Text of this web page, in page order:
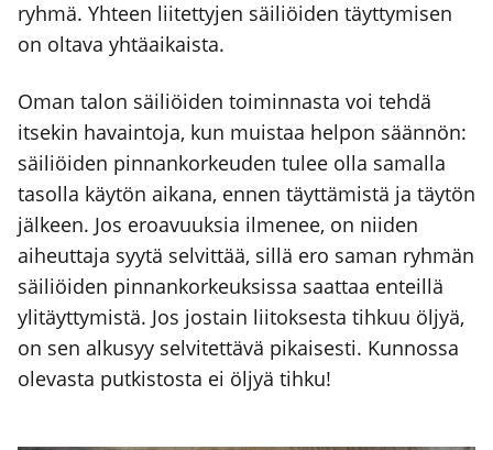
ryh­mä. Yhteen lii­tet­ty­jen säi­liöi­den täyt­ty­mi­sen
on olta­va yhtä­ai­kais­ta.
Oman talon säi­liöi­den toi­min­nas­ta voi teh­dä
itse­kin havain­to­ja, kun muis­taa hel­pon sään­nön:
säi­liöi­den pin­nan­kor­keu­den tulee olla samal­la
tasol­la käy­tön aika­na, ennen täyt­tä­mis­tä ja täy­tön
jäl­keen. Jos eroa­vuuk­sia ilme­nee, on nii­den
aiheut­ta­ja syy­tä sel­vit­tää, sil­lä ero saman ryh­män
säi­liöi­den pin­nan­kor­keuk­sis­sa saat­taa enteil­lä
yli­täyt­ty­mis­tä. Jos jos­tain lii­tok­ses­ta tih­kuu öljyä,
on sen alkusyy sel­vi­tet­tä­vä pikai­ses­ti. Kun­nos­sa
ole­vas­ta put­kis­tos­ta ei öljyä tih­ku!